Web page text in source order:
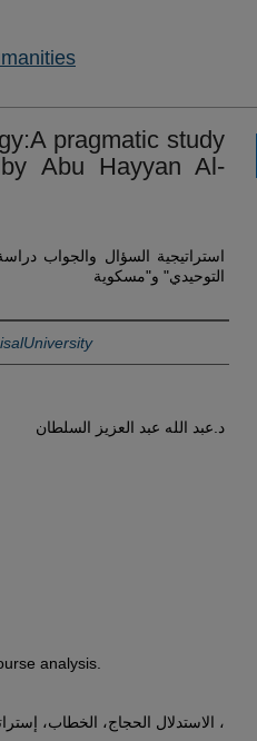
pragmatic study
Abu Hayyan Al-
استراتيجية السؤال والجواب
التوحيدي" و"مسكوية
د.عبد الله عبد العزيز السلطان
analysis.
، الاستدلال الحجاج، الخطاب،